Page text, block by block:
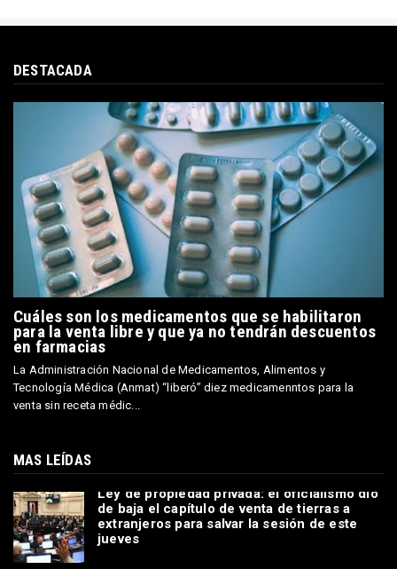
DESTACADA
Cuáles son los medicamentos que se habilitaron
para la venta libre y que ya no tendrán descuentos
en farmacias
La Administración Nacional de Medicamentos, Alimentos y
Tecnología Médica (Anmat) “liberó” diez medicamenntos para la
venta sin receta médic...
MAS LEÍDAS
Ley de propiedad privada: el oficialismo dio
de baja el capítulo de venta de tierras a
extranjeros para salvar la sesión de este
jueves